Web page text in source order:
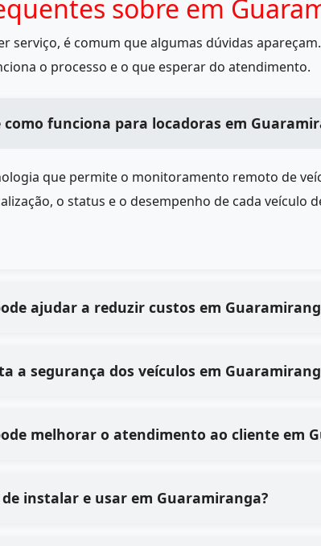
sobre em
serviço, é comum que algumas dúvidas
o processo e o que esperar do atendimento.
funciona para locadoras em
que permite o monitoramento remoto de
o status e o desempenho de cada
ajudar a reduzir custos em
a segurança dos veículos em
melhorar o atendimento ao cliente em
instalar e usar em Guaramiranga?